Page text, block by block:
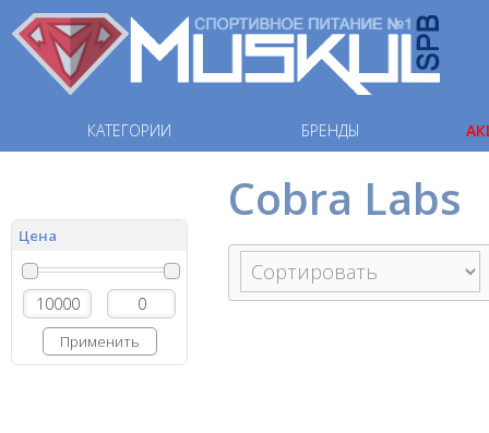
КАТЕГОРИИ БРЕНДЫ
Цена
Применить
Cobra Labs